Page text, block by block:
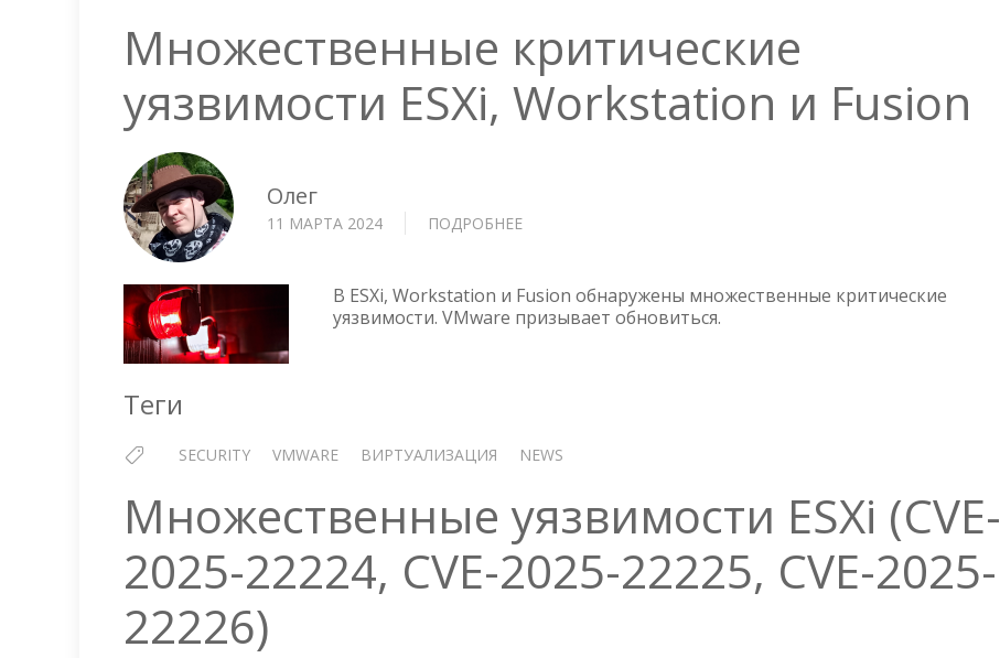
Множественные критические
уязвимости ESXi, Workstation и Fusion
Олег
11 МАРТА 2024 ПОДРОБНЕЕ
УЯЗВИМОСТИ
ESXI,
В ESXi, Workstation и Fusion обнаружены множественные критические
уязвимости. VMware призывает обновиться.
Теги
SECURITY VMWARE ВИРТУАЛИЗАЦИЯ NEWS
Множественные уязвимости ESXi (CVE-
2025-22224, CVE-2025-22225, CVE-2025-
22226)